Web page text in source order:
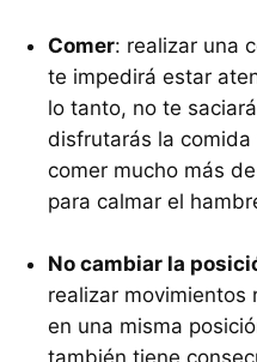
Comer: realizar una
te impedirá estar
lo tanto, no te
disfrutarás la comida
comer mucho más
para calmar el
No cambiar la
realizar movimientos
en una misma
también tiene